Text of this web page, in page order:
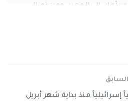
إلى المعبر، ومن ثم إلى
غزة حرب غزة
السابق
وشرطياً إسرائيلياً منذ بداية شهر أبريل